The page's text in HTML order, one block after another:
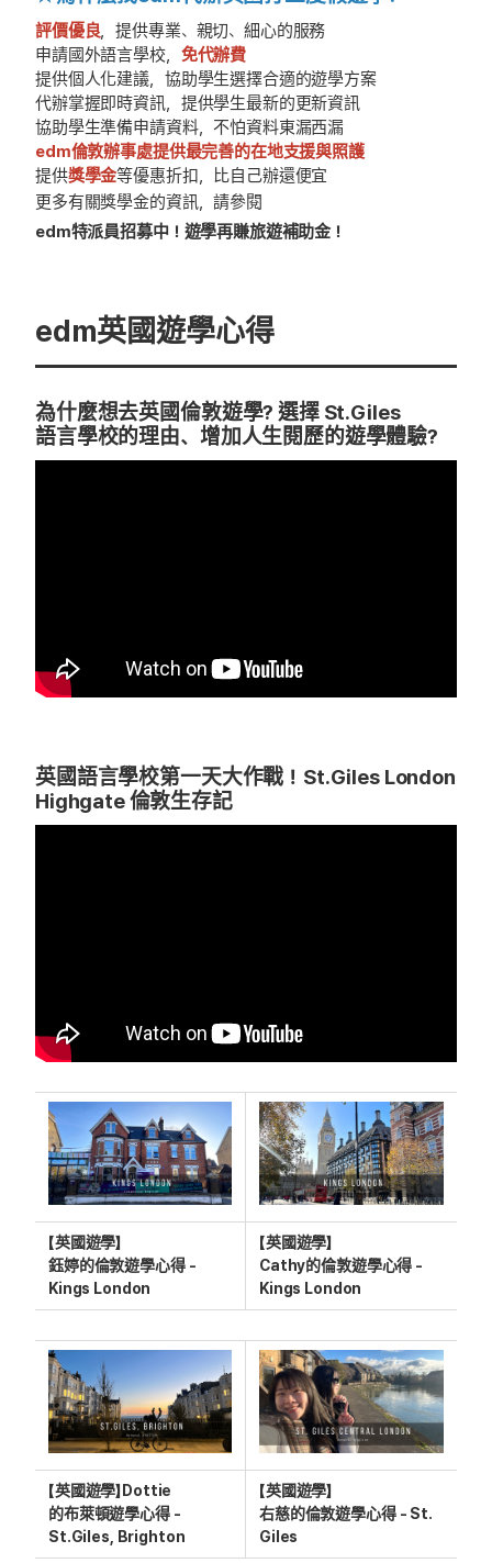
評價優良，提供專業、親切、細心的服務
申請國外語言學校， 免代辦費
提供個人化建議，協助學生選擇合適的遊學方案
代辦掌握即時資訊，提供學生最新的更新資訊
協助學生準備申請資料，不怕資料東漏西漏
edm倫敦辦事處提供最完善的在地支援與照護
提供獎學金等優惠折扣，比自己辦還便宜
更多有關獎學金的資訊，請參閱
edm特派員招募中！遊學再賺旅遊補助金！
edm英國遊學心得
為什麼想去英國倫敦遊學? 選擇 St.Giles
語言學校的理由、增加人生閱歷的遊學體驗?
英國語言學校第一天大作戰！St.Giles London
Highgate 倫敦生存記
【英國遊學】
鈺婷的倫敦遊學心得 -
Kings London
【英國遊學】
Cathy的倫敦遊學心得 -
Kings London
【英國遊學】Dottie
的布萊頓遊學心得 -
St.Giles, Brighton
【英國遊學】
右慈的倫敦遊學心得 - St.
Giles